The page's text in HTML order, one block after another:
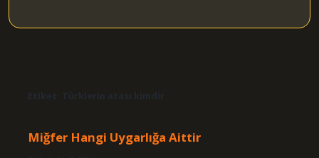
Etiket: Türklerin atası kimdir
Miğfer Hangi Uygarlığa Aittir